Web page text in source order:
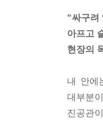
이전에
--- 「“
추궁하
--- 「선
“싸구려
아프고
현장의
내 안에
대부분
진공관